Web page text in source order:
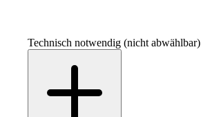
Technisch notwendig (nicht abwählbar)